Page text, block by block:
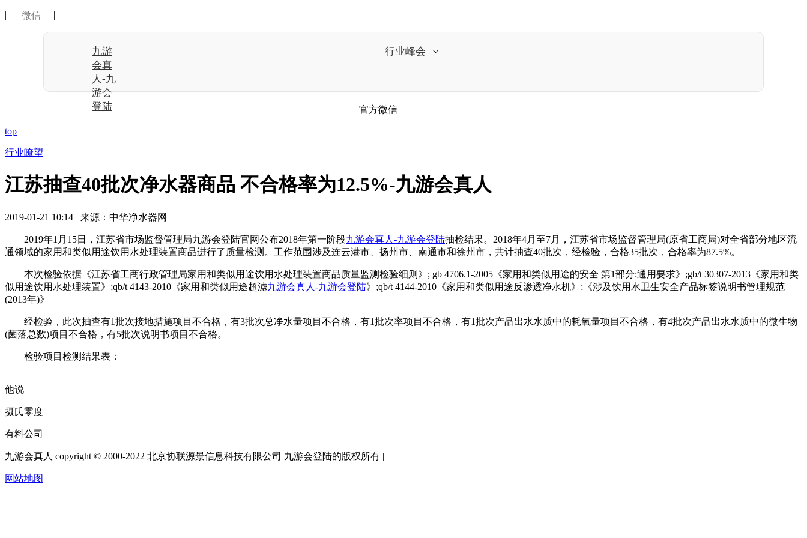
| | 微信 | |
九游
会真
人-九
游会
登陆
行业峰会
官方微信
top
行业瞭望
江苏抽查40批次净水器商品 不合格率为12.5%-九游会真人
2019-01-21 10:14 来源：中华净水器网
2019年1月15日，江苏省市场监督管理局九游会登陆官网公布2018年第一阶段九游会真人-九游会登陆抽检结果。2018年4月至7月，江苏省市场监督管理局(原省工商局)对全省部分地区流
通领域的家用和类似用途饮用水处理装置商品进行了质量检测。工作范围涉及连云港市、扬州市、南通市和徐州市，共计抽查40批次，经检验，合格35批次，合格率为87.5%。
本次检验依据《江苏省工商行政管理局家用和类似用途饮用水处理装置商品质量监测检验细则》; gb 4706.1-2005《家用和类似用途的安全 第1部分:通用要求》;gb/t 30307-2013《家用和类
似用途饮用水处理装置》;qb/t 4143-2010《家用和类似用途超滤九游会真人-九游会登陆》;qb/t 4144-2010《家用和类似用途反渗透净水机》;《涉及饮用水卫生安全产品标签说明书管理规范
(2013年)》
经检验，此次抽查有1批次接地措施项目不合格，有3批次总净水量项目不合格，有1批次率项目不合格，有1批次产品出水水质中的耗氧量项目不合格，有4批次产品出水水质中的微生物
(菌落总数)项目不合格，有5批次说明书项目不合格。
检验项目检测结果表：
他说
摄氏零度
有料公司
九游会真人 copyright © 2000-2022 北京协联源景信息科技有限公司 九游会登陆的版权所有 |
网站地图